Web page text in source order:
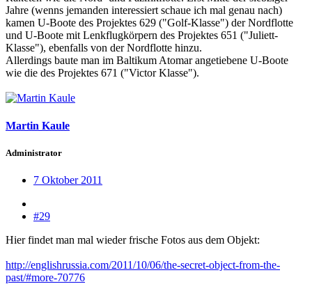
Jahre (wenns jemanden interessiert schaue ich mal genau nach)
kamen U-Boote des Projektes 629 ("Golf-Klasse") der Nordflotte
und U-Boote mit Lenkflugkörpern des Projektes 651 ("Juliett-
Klasse"), ebenfalls von der Nordflotte hinzu.
Allerdings baute man im Baltikum Atomar angetiebene U-Boote
wie die des Projektes 671 ("Victor Klasse").
Martin Kaule
Administrator
7 Oktober 2011
#29
Hier findet man mal wieder frische Fotos aus dem Objekt:
http://englishrussia.com/2011/10/06/the-secret-object-from-the-
past/#more-70776